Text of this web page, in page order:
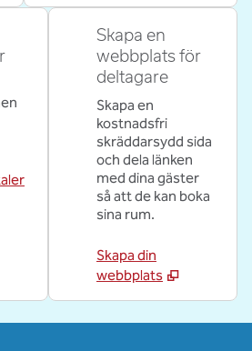
Skapa en
webbplats för
deltagare
Skapa en
kostnadsfri
skräddarsydd sida
och dela länken
med dina gäster
så att de kan boka
sina rum.
Skapa din
webbplats